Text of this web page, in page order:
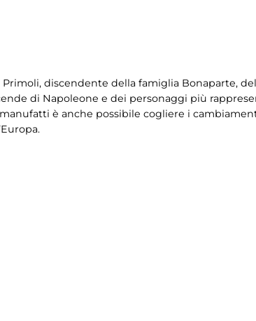
discendente della famiglia Bonaparte,
di Napoleone e dei personaggi più
è anche possibile cogliere i